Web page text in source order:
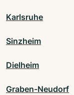
Karlsruhe
Sinzheim
Dielheim
Graben-Neudorf